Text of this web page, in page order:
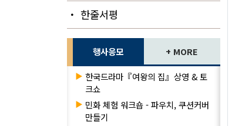
・ 한줄서평
행사응모 + MORE
▶ 한국드라마『여왕의 집』상영 & 토
크쇼
▶ 민화 체험 워크숍 - 파우치, 쿠션커버
만들기